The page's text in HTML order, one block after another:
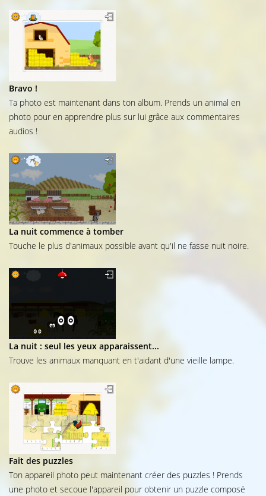
Bravo !
Ta photo est maintenant dans ton album. Prends un animal en
photo pour en apprendre plus sur lui grâce aux commentaires
audios !
La nuit commence à tomber
Touche le plus d'animaux possible avant qu'il ne fasse nuit noire.
La nuit : seul les yeux apparaissent...
Trouve les animaux manquant en t'aidant d'une vieille lampe.
Fait des puzzles
Ton appareil photo peut maintenant créer des puzzles ! Prends
une photo et secoue l'appareil pour obtenir un puzzle composé